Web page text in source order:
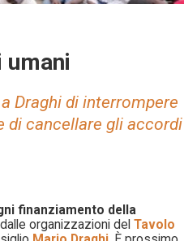
Draghi di interrompere
di cancellare gli accordi
finanziamento della
organizzazioni del Tavolo